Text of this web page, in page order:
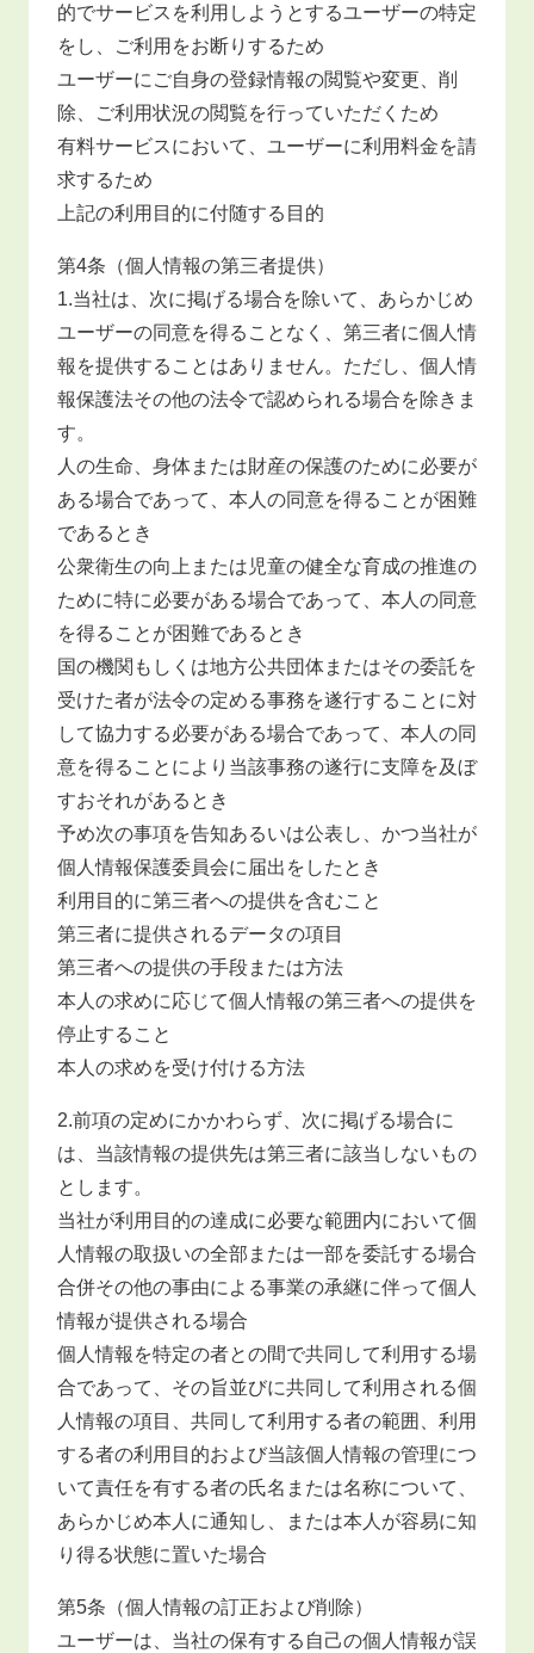
的でサービスを利用しようとするユーザーの特定
をし、ご利用をお断りするため
ユーザーにご自身の登録情報の閲覧や変更、削
除、ご利用状況の閲覧を行っていただくため
有料サービスにおいて、ユーザーに利用料金を請
求するため
上記の利用目的に付随する目的
第4条（個人情報の第三者提供）
1.当社は、次に掲げる場合を除いて、あらかじめ
ユーザーの同意を得ることなく、第三者に個人情
報を提供することはありません。ただし、個人情
報保護法その他の法令で認められる場合を除きま
す。
人の生命、身体または財産の保護のために必要が
ある場合であって、本人の同意を得ることが困難
であるとき
公衆衛生の向上または児童の健全な育成の推進の
ために特に必要がある場合であって、本人の同意
を得ることが困難であるとき
国の機関もしくは地方公共団体またはその委託を
受けた者が法令の定める事務を遂行することに対
して協力する必要がある場合であって、本人の同
意を得ることにより当該事務の遂行に支障を及ぼ
すおそれがあるとき
予め次の事項を告知あるいは公表し、かつ当社が
個人情報保護委員会に届出をしたとき
利用目的に第三者への提供を含むこと
第三者に提供されるデータの項目
第三者への提供の手段または方法
本人の求めに応じて個人情報の第三者への提供を
停止すること
本人の求めを受け付ける方法
2.前項の定めにかかわらず、次に掲げる場合に
は、当該情報の提供先は第三者に該当しないもの
とします。
当社が利用目的の達成に必要な範囲内において個
人情報の取扱いの全部または一部を委託する場合
合併その他の事由による事業の承継に伴って個人
情報が提供される場合
個人情報を特定の者との間で共同して利用する場
合であって、その旨並びに共同して利用される個
人情報の項目、共同して利用する者の範囲、利用
する者の利用目的および当該個人情報の管理につ
いて責任を有する者の氏名または名称について、
あらかじめ本人に通知し、または本人が容易に知
り得る状態に置いた場合
第5条（個人情報の訂正および削除）
ユーザーは、当社の保有する自己の個人情報が誤